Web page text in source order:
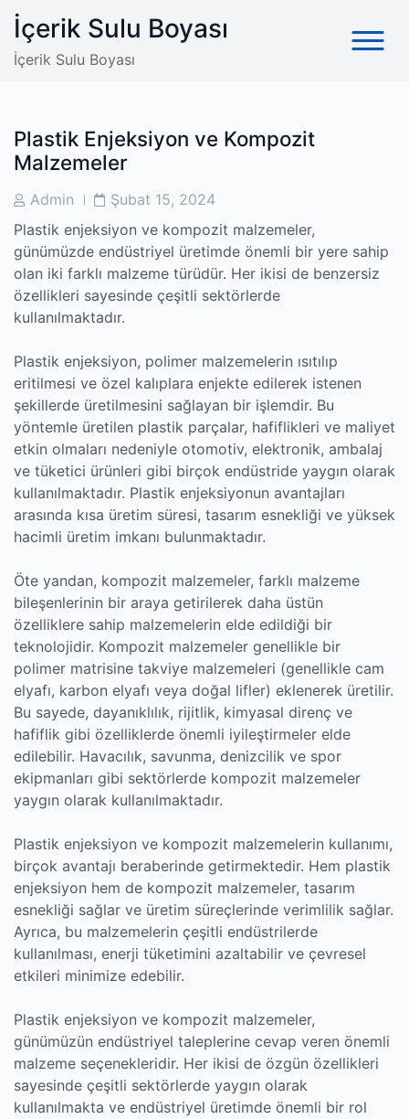
Skip
content
İçerik Sulu Boyası
İçerik Sulu Boyası
Plastik Enjeksiyon ve Kompozit
Malzemeler
PostAdmin
PostŞubat 15, 2024
Plastik enjeksiyon ve kompozit malzemeler,
günümüzde endüstriyel üretimde önemli bir yere sahip
olan iki farklı malzeme türüdür. Her ikisi de benzersiz
özellikleri sayesinde çeşitli sektörlerde
kullanılmaktadır.
Plastik enjeksiyon, polimer malzemelerin ısıtılıp
eritilmesi ve özel kalıplara enjekte edilerek istenen
şekillerde üretilmesini sağlayan bir işlemdir. Bu
yöntemle üretilen plastik parçalar, hafiflikleri ve maliyet
etkin olmaları nedeniyle otomotiv, elektronik, ambalaj
ve tüketici ürünleri gibi birçok endüstride yaygın olarak
kullanılmaktadır. Plastik enjeksiyonun avantajları
arasında kısa üretim süresi, tasarım esnekliği ve yüksek
hacimli üretim imkanı bulunmaktadır.
Öte yandan, kompozit malzemeler, farklı malzeme
bileşenlerinin bir araya getirilerek daha üstün
özelliklere sahip malzemelerin elde edildiği bir
teknolojidir. Kompozit malzemeler genellikle bir
polimer matrisine takviye malzemeleri (genellikle cam
elyafı, karbon elyafı veya doğal lifler) eklenerek üretilir.
Bu sayede, dayanıklılık, rijitlik, kimyasal direnç ve
hafiflik gibi özelliklerde önemli iyileştirmeler elde
edilebilir. Havacılık, savunma, denizcilik ve spor
ekipmanları gibi sektörlerde kompozit malzemeler
yaygın olarak kullanılmaktadır.
Plastik enjeksiyon ve kompozit malzemelerin kullanımı,
birçok avantajı beraberinde getirmektedir. Hem plastik
enjeksiyon hem de kompozit malzemeler, tasarım
esnekliği sağlar ve üretim süreçlerinde verimlilik sağlar.
Ayrıca, bu malzemelerin çeşitli endüstrilerde
kullanılması, enerji tüketimini azaltabilir ve çevresel
etkileri minimize edebilir.
Plastik enjeksiyon ve kompozit malzemeler,
günümüzün endüstriyel taleplerine cevap veren önemli
malzeme seçenekleridir. Her ikisi de özgün özellikleri
sayesinde çeşitli sektörlerde yaygın olarak
kullanılmakta ve endüstriyel üretimde önemli bir rol